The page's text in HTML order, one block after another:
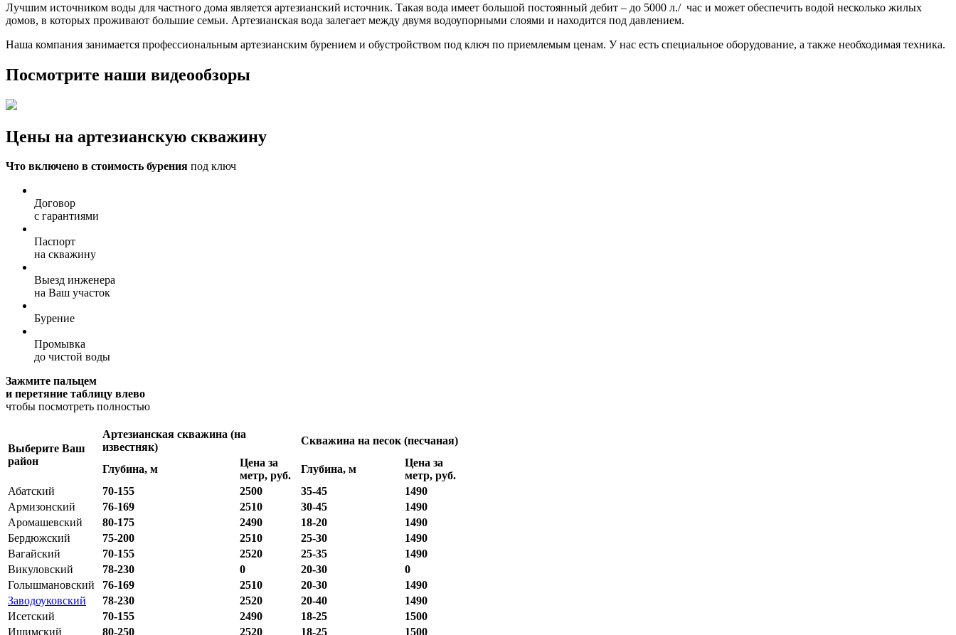
Лучшим источником воды для частного дома является артезианский источник. Такая вода имеет большой постоянный дебит – до 5000 л./ час и может обеспечить водой несколько жилых
домов, в которых проживают большие семьи. Артезианская вода залегает между двумя водоупорными слоями и находится под давлением.
Наша компания занимается профессиональным артезианским бурением и обустройством под ключ по приемлемым ценам. У нас есть специальное оборудование, а также необходимая техника.
Посмотрите наши видеообзоры
Цены на артезианскую скважину
Что включено в стоимость бурения под ключ
Договор
с гарантиями
Паспорт
на скважину
Выезд инженера
на Ваш участок
Бурение
Промывка
до чистой воды
Зажмите пальцем
и перетяние таблицу влево
чтобы посмотреть полностью
Выберите Ваш
район
Артезианская скважина (на
известняк)
Скважина на песок (песчаная)
Глубина, м
Цена за
метр, руб.
Глубина, м
Цена за
метр, руб.
Абатский
70-155 2500 35-45
1490
Армизонский
76-169 2510 30-45
1490
Аромашевский
80-175 2490 18-20
1490
Бердюжский
75-200 2510 25-30
1490
Вагайский
70-155 2520 25-35
1490
Викуловский
78-230 0 20-30
0
Голышмановский
76-169 2510 20-30
1490
Заводоуковский
78-230 2520 20-40
1490
Исетский
70-155 2490 18-25
1500
Ишимский
80-250 2520 18-25
1500